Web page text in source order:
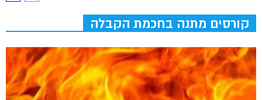
קורסים מתנה בחכמת הקבלה